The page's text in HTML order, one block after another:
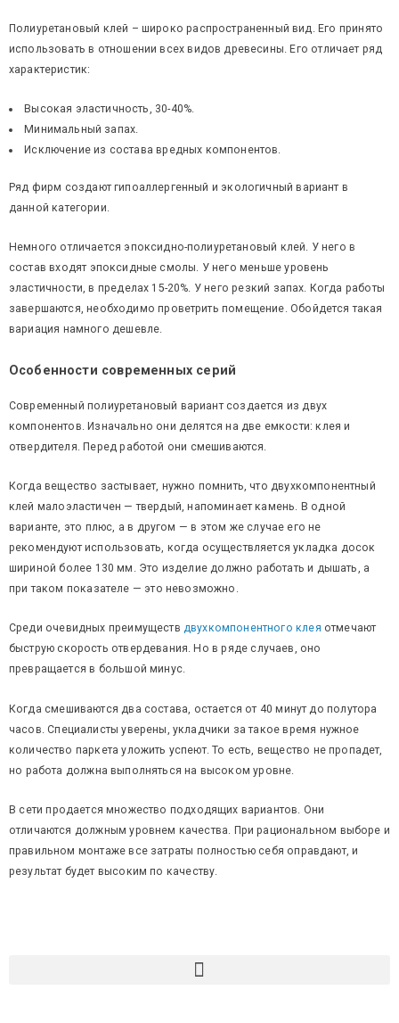
Полиуретановый клей – широко распространенный вид. Его принято
использовать в отношении всех видов древесины. Его отличает ряд
характеристик:
Высокая эластичность, 30-40%.
Минимальный запах.
Исключение из состава вредных компонентов.
Ряд фирм создают гипоаллергенный и экологичный вариант в
данной категории.
Немного отличается эпоксидно-полиуретановый клей. У него в
состав входят эпоксидные смолы. У него меньше уровень
эластичности, в пределах 15-20%. У него резкий запах. Когда работы
завершаются, необходимо проветрить помещение. Обойдется такая
вариация намного дешевле.
Особенности современных серий
Современный полиуретановый вариант создается из двух
компонентов. Изначально они делятся на две емкости: клея и
отвердителя. Перед работой они смешиваются.
Когда вещество застывает, нужно помнить, что двухкомпонентный
клей малоэластичен — твердый, напоминает камень. В одной
варианте, это плюс, а в другом — в этом же случае его не
рекомендуют использовать, когда осуществляется укладка досок
шириной более 130 мм. Это изделие должно работать и дышать, а
при таком показателе — это невозможно.
Среди очевидных преимуществ двухкомпонентного клея отмечают
быструю скорость отвердевания. Но в ряде случаев, оно
превращается в большой минус.
Когда смешиваются два состава, остается от 40 минут до полутора
часов. Специалисты уверены, укладчики за такое время нужное
количество паркета уложить успеют. То есть, вещество не пропадет,
но работа должна выполняться на высоком уровне.
В сети продается множество подходящих вариантов. Они
отличаются должным уровнем качества. При рациональном выборе и
правильном монтаже все затраты полностью себя оправдают, и
результат будет высоким по качеству.